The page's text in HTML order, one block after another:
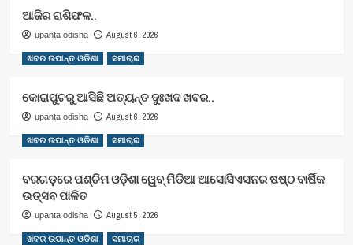
ଆଜିର ରାଶିଫଳ..
upanta odisha August 6, 2026
ଖବର ଉପାନ୍ତ ଓଡିଶା ସମାଚାର
କୋରାପୁଟରୁ ଆସିଛି ଅତ୍ୟନ୍ତ ଦୁଃଖଦ ଖବର..
upanta odisha August 6, 2026
ଖବର ଉପାନ୍ତ ଓଡିଶା ସମାଚାର
ବରଗଡ଼ରେ ପଶ୍ଚିମ ଓଡ଼ିଶା ୱେବ୍ ମିଡିଆ ଆସୋସିଏସନର ଷଷ୍ଠ ବାର୍ଷିକ
ଉତ୍ସବ ପାଳିତ
upanta odisha August 5, 2026
ଖବର ଉପାନ୍ତ ଓଡିଶା ସମାଚାର